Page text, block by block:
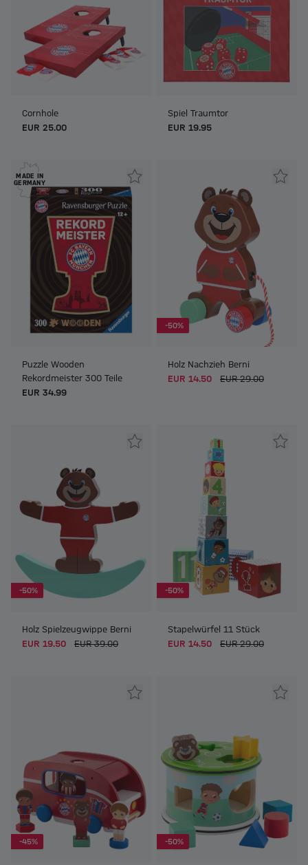
Cornhole
EUR 25.00
Spiel Traumtor
EUR 19.95
MADE IN
GERMANY
Puzzle Wooden
Rekordmeister 300 Teile
EUR 34.99
-50%
Holz Nachzieh Berni
EUR 14.50
EUR 29.00
-50%
Holz Spielzeugwippe Berni
EUR 19.50
EUR 39.00
-50%
Stapelwürfel 11 Stück
EUR 14.50
EUR 29.00
-45% -50%